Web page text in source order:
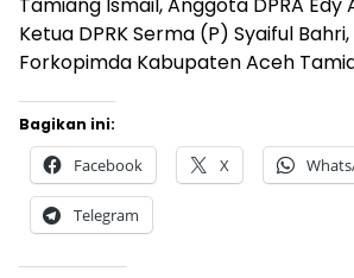
Ketua DPRK Serma (P) Syaiful
Forkopimda Kabupaten Aceh
Bagikan ini:
Facebook X
Telegram